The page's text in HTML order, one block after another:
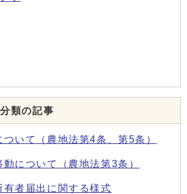
類の記事
ついて（農地法第4条、第5条）
について（農地法第3条）
有者届出に関する様式